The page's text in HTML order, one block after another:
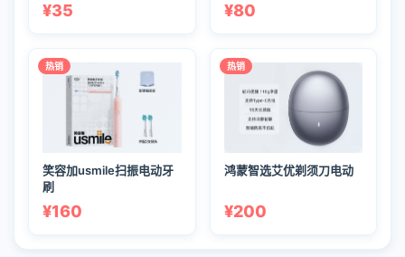
¥35 ¥80
热销
笑容加usmile扫振电动牙
刷
¥160
热销
鸿蒙智选艾优剃须刀电动
¥200